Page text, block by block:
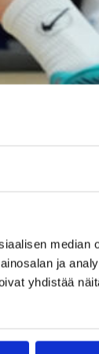
median
ja
yhdistää
– 02-01-2026 –